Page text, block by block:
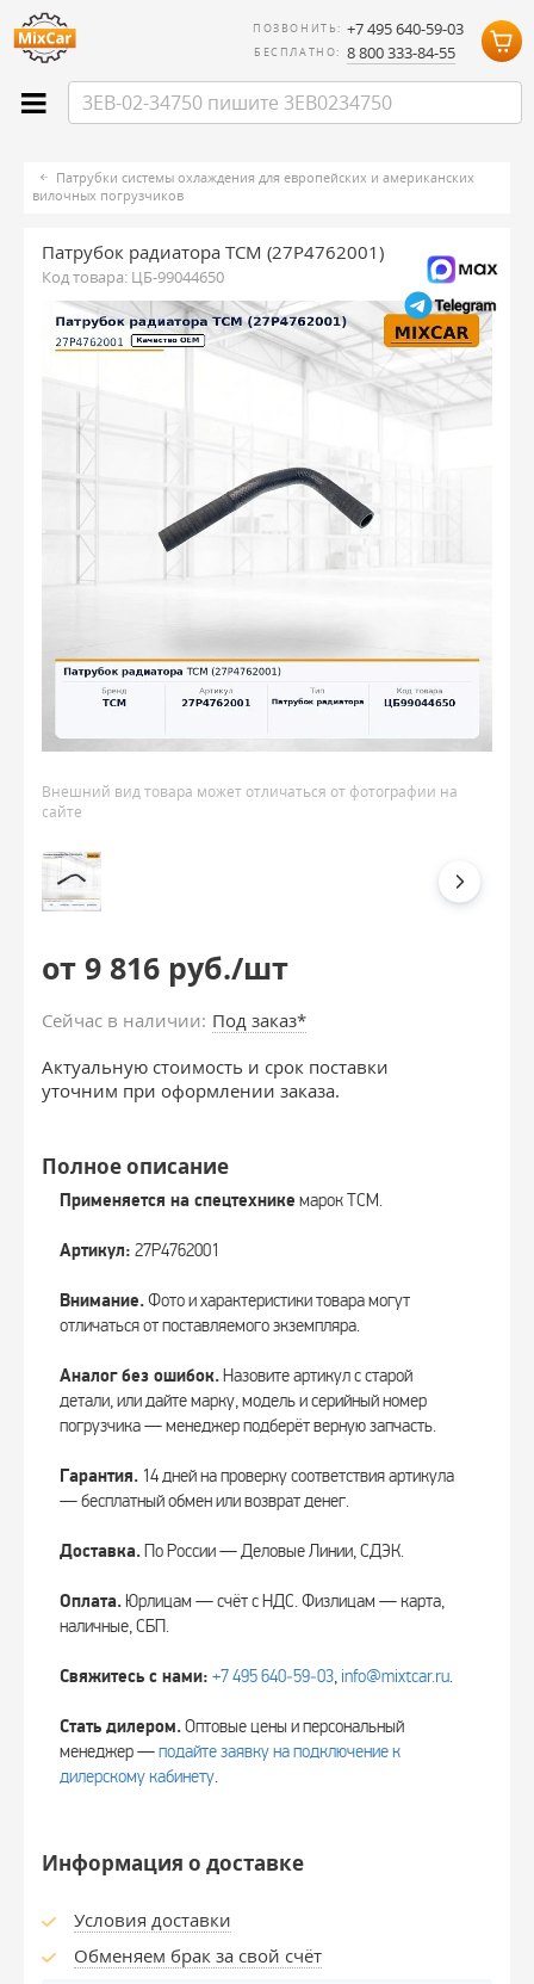
ПОЗВОНИТЬ: +7 495 640-59-03
БЕСПЛАТНО: 8 800 333-84-55
Патрубки системы охлаждения для европейских и американских
вилочных погрузчиков
Патрубок радиатора TCM (27P4762001)
Код товара: ЦБ-99044650
Внешний вид товара может отличаться от фотографии на
сайте
от 9 816 руб./шт
Сейчас в наличии: Под заказ*
Актуальную стоимость и срок поставки
уточним при оформлении заказа.
Полное описание
Применяется на спецтехнике марок TCM.
Артикул: 27P4762001
Внимание.Фото и характеристики товара могут
отличаться от поставляемого экземпляра.
Аналог без ошибок.Назовите артикул с старой
детали, или дайте марку, модель и серийный номер
погрузчика — менеджер подберёт верную запчасть.
Гарантия. 14 дней на проверку соответствия артикула
— бесплатный обмен или возврат денег.
Доставка.По России — Деловые Линии, СДЭК.
Оплата. Юрлицам — счёт с НДС. Физлицам — карта,
наличные, СБП.
Свяжитесь с нами: +7 495 640‑59‑03, info@mixtcar.ru.
Стать дилером.Оптовые цены и персональный
менеджер —подайте заявку на подключение к
дилерскому кабинету.
Информация о доставке
Условия доставки
Обменяем брак за свой счёт